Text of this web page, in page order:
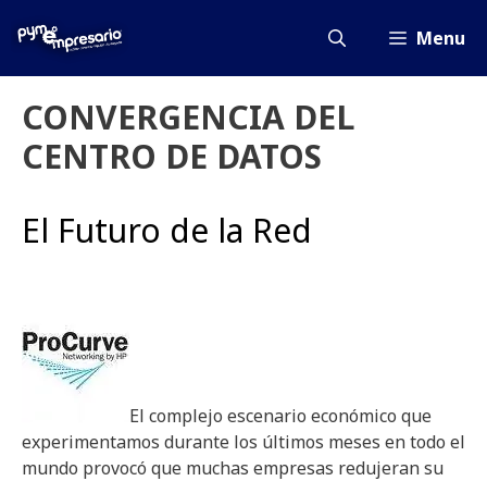
Menu
CONVERGENCIA DEL
CENTRO DE DATOS
El Futuro de la Red
El complejo escenario económico que
experimentamos durante los últimos meses en todo el
mundo provocó que muchas empresas redujeran su